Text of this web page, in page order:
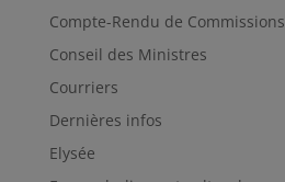
Compte-Rendu de Commissions
Conseil des Ministres
Courriers
Dernières infos
Elysée